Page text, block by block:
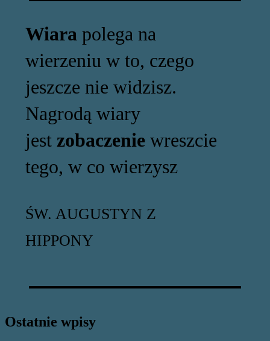
Wiara polega na
wierzeniu w to, czego
jeszcze nie widzisz.
Nagrodą wiary
jest zobaczeniewreszcie
tego, w co wierzysz
ŚW. AUGUSTYN Z
HIPPONY
Ostatnie wpisy